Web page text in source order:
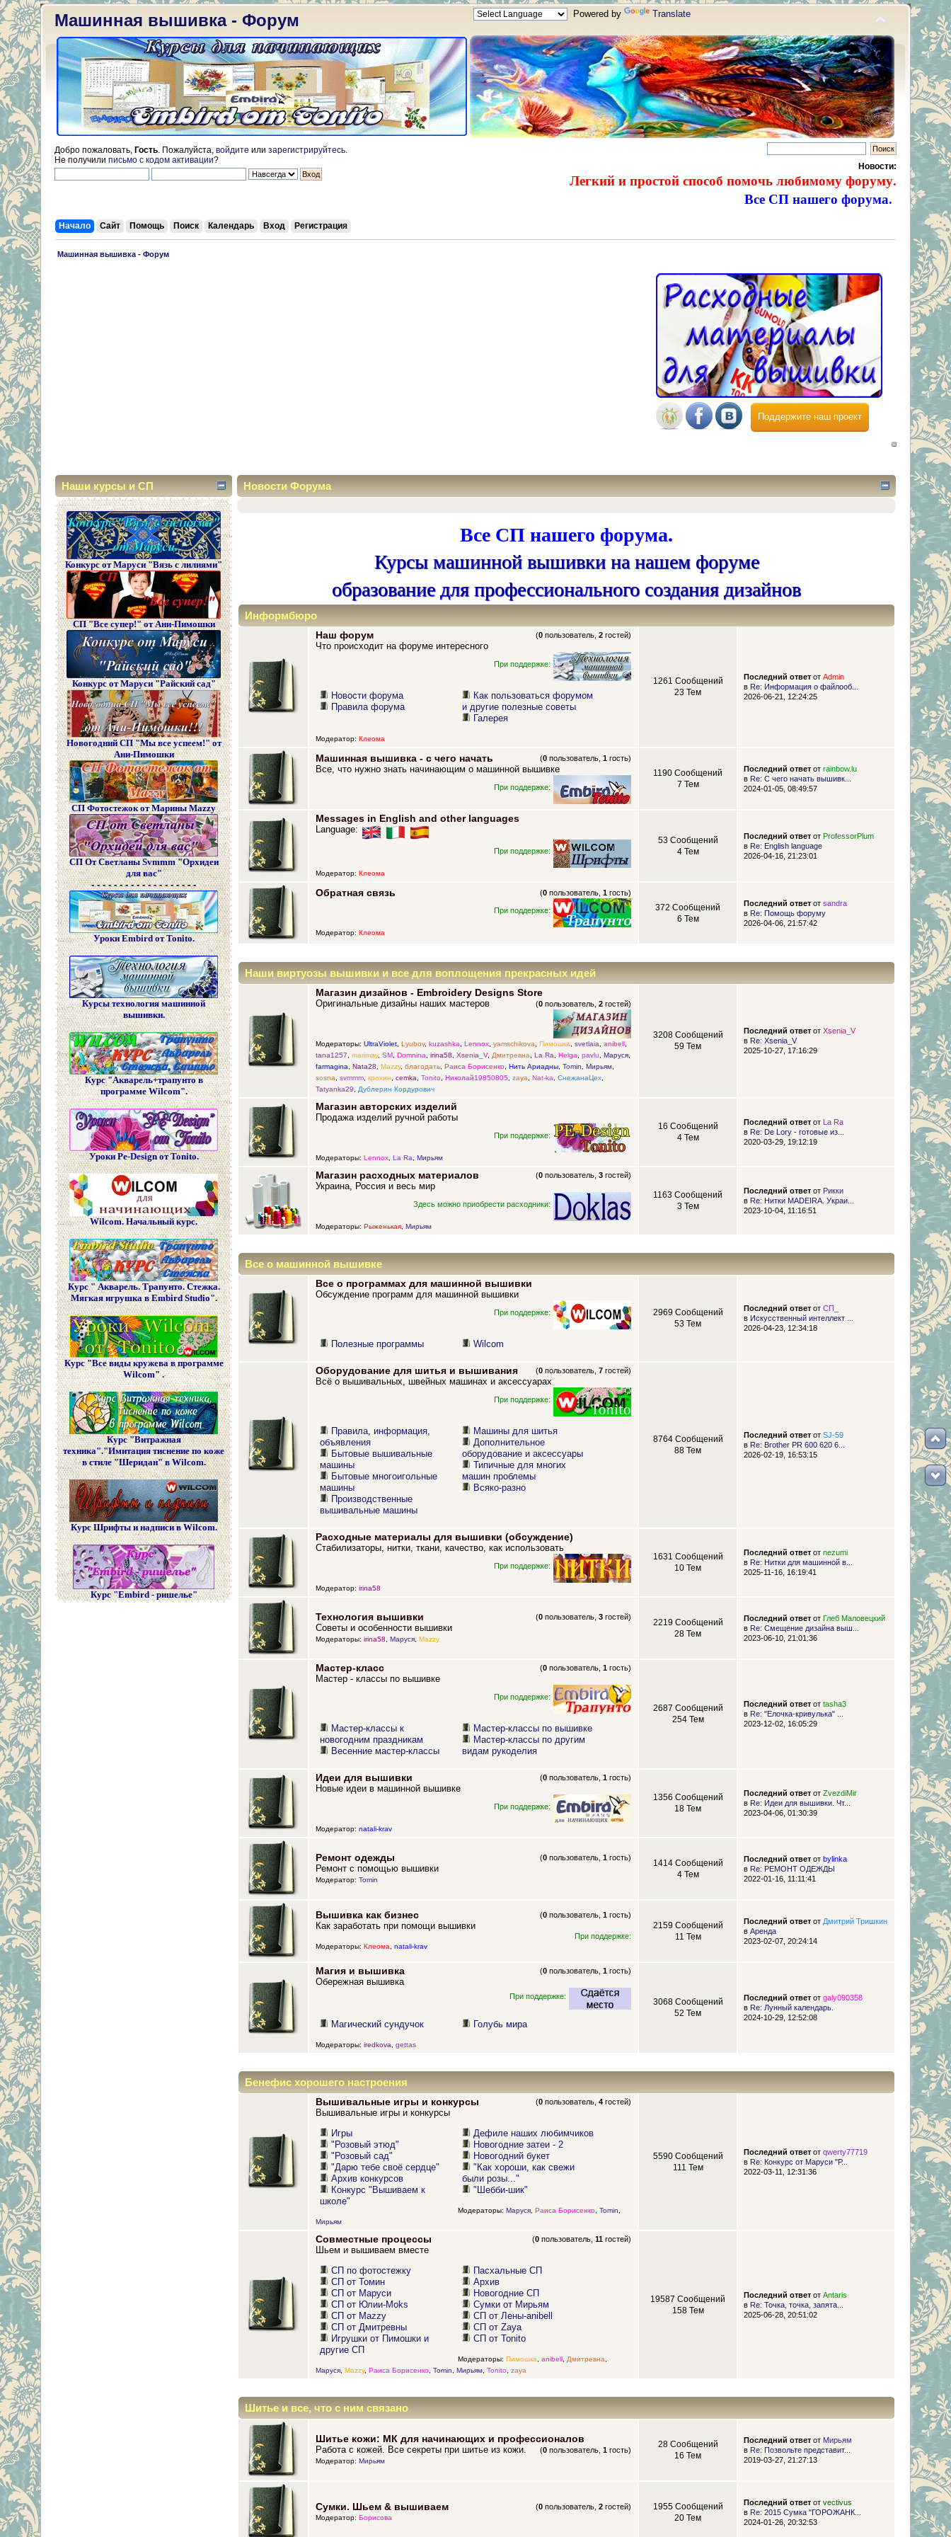
Машинная вышивка - Форум Powered by Translate
Добро пожаловать, Гость . Пожалуйста, войдите или зарегистрируйтесь
Не получили письмо с кодом активации?
Новости:
Легкий и простой способ помочь любимому форуму.
Все СП нашего форума.
Начало Сайт Помощь Поиск Календарь Вход Регистрация
Машинная вышивка - Форум
Поддержите наш проект
Наши курсы и СП
Конкурс от Маруси "Вязь с лилиями"
СП "Все супер!" от Ани-Пимошки
Конкурс от Маруси "Райский сад"
Новогодний СП "Мы все успеем!" от
Ани-Пимошки
СП Фотостежок от Марины Mazzy
СП От Светланы Svmmm "Орхидеи
для вас"
- - - - - - - - - - - - - - - - - - -
Уроки Embird от Tonito.
Курсы технология машинной
вышивки.
Курс "Акварель+трапунто в
программе Wilcom".
Уроки Pe-Design от Tonito.
Wilcom. Начальный курс.
Курс " Акварель. Трапунто. Стежка.
Мягкая игрушка в Embird Studio".
Курс "Все виды кружева в программе
Wilcom" .
Курс "Витражная
техника"."Имитация тиснение по коже
в стиле "Шеридан" в Wilcom.
Курс Шрифты и надписи в Wilcom.
Курс "Embird - ришелье"
Новости Форума
Все СП нашего форума.
Курсы машинной вышивки на нашем форуме
образование для профессионального создания дизайнов
Информбюро
Наш форум (0 пользователь,2 гостей)
Что происходит на форуме интересного
При поддержке:
Новости форума
Правила форума
Как пользоваться форумом
и другие полезные советы
Галерея
Модератор: Клеома
1261 Сообщений
23 Тем
Последний ответот Admin
в Re: Информация о файлооб...
2026-06-21, 12:24:25
Машинная вышивка - с чего начать (0 пользователь,1 гость)
Все, что нужно знать начинающим о машинной вышивке
При поддержке:
1190 Сообщений
7 Тем
Последний ответот rainbow.lu
в Re: С чего начать вышивк...
2024-01-05, 08:49:57
Messages in English and other languages
Language:
При поддержке:
Модератор: Клеома
53 Сообщений
4 Тем
Последний ответот ProfessorPlum
в Re: English language
2026-04-16, 21:23:01
Обратная связь (0 пользователь,1 гость)
При поддержке:
Модератор: Клеома
372 Сообщений
6 Тем
Последний ответот sandra
в Re: Помощь форуму
2026-04-06, 21:57:42
Наши виртуозы вышивки и все для воплощения прекрасных идей
Магазин дизайнов - Embroidery Designs Store
(0 пользователь,2 гостей)
Оригинальные дизайны наших мастеров
Модераторы: UltraViolet, Lyubov, kuzashka, Lennox, yamschikova, Пимошка, svetlaia, anibell,
tana1257, marimay, SM, Domnina, irina58, Xsenia_V, Дмитревна, La Ra, Helga, pavlu, Маруся,
farmagina, Nata28, Mazzy, благодать, Раиса Борисенко, Нить Ариадны, Tomin, Мирьям,
sosna, svmmm, крохин, cemka, Tonito, Николай19850805, zaya, Nat-ka, СнежанаЦех,
Tatyanka29, Дублерин Кордурович
3208 Сообщений
59 Тем
Последний ответот Xsenia_V
в Re: Xsenia_V
2025-10-27, 17:16:29
Магазин авторских изделий
Продажа изделий ручной работы
При поддержке:
Модераторы: Lennox, La Ra, Мирьям
16 Сообщений
4 Тем
Последний ответот
La Ra
в Re: De Lory - готовые из...
2020-03-29, 19:12:19
Магазин расходных материалов (0 пользователь,3 гостей)
Украина, Россия и весь мир
Здесь можно приобрести расходники:
Модераторы: Рыженькая, Мирьям
1163 Сообщений
3 Тем
Последний ответот Рикки
в Re: Нитки MADEIRA. Украи...
2023-10-04, 11:16:51
Все о машинной вышивке
Все о программах для машинной вышивки
Обсуждение программ для машинной вышивки
При поддержке:
Полезные программы Wilcom
2969 Сообщений
53 Тем
Последний ответот СП_
в Искусственный интеллект ...
2026-04-23, 12:34:18
Оборудование для шитья и вышивания (0 пользователь,7 гостей)
Всё о вышивальных, швейных машинах и аксессуарах
При поддержке:
Правила, информация,
объявления
Бытовые вышивальные
машины
Бытовые многоигольные
машины
Производственные
вышивальные машины
Машины для шитья
Дополнительное
оборудование и аксессуары
Типичные для многих
машин проблемы
Всяко-разно
8764 Сообщений
88 Тем
Последний ответот SJ-59
в Re: Brother PR 600 620 6...
2026-02-19, 16:53:15
Расходные материалы для вышивки (обсуждение)
Стабилизаторы, нитки, ткани, качество, как использовать
При поддержке:
Модератор: irina58
1631 Сообщений
10 Тем
Последний ответот nezumi
в Re: Нитки для машинной в...
2025-11-16, 16:19:41
Технология вышивки (0 пользователь,3 гостей)
Советы и особенности вышивки
Модераторы: irina58, Маруся, Mazzy
2219 Сообщений
28 Тем
Последний ответот Глеб Маловецкий
в Re: Смещение дизайна выш...
2023-06-10, 21:01:36
Мастер-класс (0 пользователь,1 гость)
Мастер - классы по вышивке
При поддержке:
Мастер-классы к
новогодним праздникам
Весенние мастер-классы
Мастер-классы по вышивке
Мастер-классы по другим
видам рукоделия
2687 Сообщений
254 Тем
Последний ответот tasha3
в Re: "Елочка-кривулька" ...
2023-12-02, 16:05:29
Идеи для вышивки (0 пользователь,1 гость)
Новые идеи в машинной вышивке
При поддержке:
Модератор: natali-krav
1356 Сообщений
18 Тем
Последний ответот ZvezdiMir
в Re: Идеи для вышивки. Чт...
2023-04-06, 01:30:39
Ремонт одежды (0 пользователь,1 гость)
Ремонт с помощью вышивки
Модератор: Tomin
1414 Сообщений
4 Тем
Последний ответот bylinka
в Re: РЕМОНТ ОДЕЖДЫ
2022-01-16, 11:11:41
Вышивка как бизнес (0 пользователь,1 гость)
Как заработать при помощи вышивки
При поддержке:
Модераторы: Клеома, natali-krav
2159 Сообщений
11 Тем
Последний ответот Дмитрий Тришкин
в Аренда
2023-02-07, 20:24:14
Магия и вышивка (0 пользователь,1 гость)
Обережная вышивка
При поддержке:
Магический сундучок Голубь мира
Модераторы: iredkova gettas
3068 Сообщений
52 Тем
Последний ответот galy090358
в Re: Лунный календарь.
2024-10-29, 12:52:08
Бенефис хорошего настроения
Вышивальные игры и конкурсы (0 пользователь,4 гостей)
Вышивальные игры и конкурсы
Игры
"Розовый этюд"
"Розовый сад"
"Дарю тебе своё сердце"
Архив конкурсов
Конкурс "Вышиваем к
школе"
Дефиле наших любимчиков
Новогодние затеи - 2
Новогодний букет
"Как хороши, как свежи
были розы..."
"Шебби-шик"
Модераторы: Маруся, Раиса Борисенко, Tomin
Мирьям
5590 Сообщений
111 Тем
Последний ответот qwerty77719
в Re: Конкурс от Маруси "Р...
2022-03-11, 12:31:36
Совместные процессы (0 пользователь,11 гостей)
Шьем и вышиваем вместе
СП по фотостежку
СП от Томин
СП от Маруси
СП от Юлии-Moks
СП от Mazzy
СП от Дмитревны
Игрушки от Пимошки и
другие СП
Пасхальные СП
Архив
Новогодние СП
Сумки от Мирьям
СП от Лены-anibell
СП от Zaya
СП от Tonito
Модераторы: Пимошка anibell, Дмитревна
Маруся, Mazzy, Раиса Борисенко, Tomin Мирьям, Tonito zaya
19587 Сообщений
158 Тем
Последний ответот Antaris
в Re: Точка, точка, запята...
2025-06-28, 20:51:02
Шитье и все, что с ним связано
Шитье кожи: МК для начинающих и профессионалов
(0 пользователь,1 гость)
Работа с кожей. Все секреты при шитье из кожи.
Модератор: Мирьям
28 Сообщений
16 Тем
Последний ответот Мирьям
в Re: Позвольте представит...
2019-03-27, 21:27:13
Сумки. Шьем & вышиваем (0 пользователь,2 гостей)
Модератор: Борисова
1955 Сообщений
20 Тем
Последний ответот vectivus
в Re: 2015 Сумка "ГОРОЖАНК...
2024-01-26, 20:32:53